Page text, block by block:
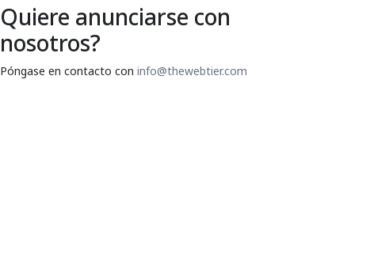
Quiere anunciarse con
nosotros?
Póngase en contacto con info@thewebtier.com